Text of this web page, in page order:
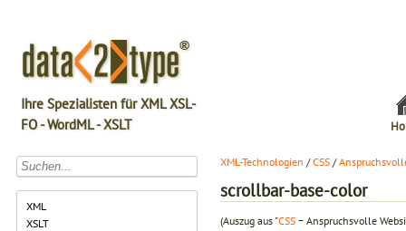
Ihre Spezialisten für XML XSL-
FO - WordML - XSLT
XML
XSLT
XML-Technologien /CSS /
scrollbar-base-color
(Auszug aus "CSS − Anspruchsvolle